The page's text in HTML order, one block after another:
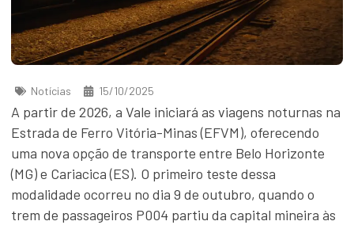
Notícias 15/10/2025
A partir de 2026, a Vale iniciará as viagens noturnas na
Estrada de Ferro Vitória-Minas (EFVM), oferecendo
uma nova opção de transporte entre Belo Horizonte
(MG) e Cariacica (ES). O primeiro teste dessa
modalidade ocorreu no dia 9 de outubro, quando o
trem de passageiros P004 partiu da capital mineira às